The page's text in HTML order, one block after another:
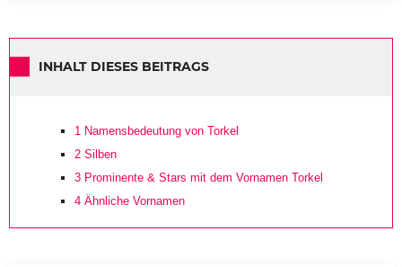
INHALT DIESES BEITRAGS
1 Namensbedeutung von Torkel
2 Silben
3 Prominente & Stars mit dem Vornamen Torkel
4 Ähnliche Vornamen